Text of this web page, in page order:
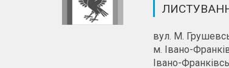
вул. М.
м. Івано-
Івано-